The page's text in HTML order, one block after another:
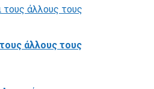
άλλους τους